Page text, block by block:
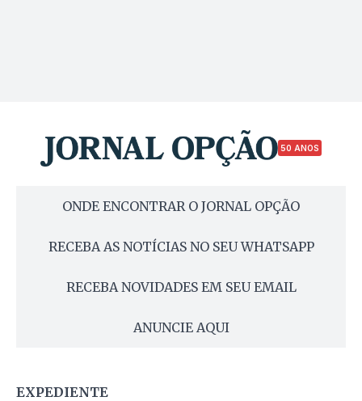
50 ANOS
ONDE ENCONTRAR O JORNAL OPÇÃO
RECEBA AS NOTÍCIAS NO SEU WHATSAPP
RECEBA NOVIDADES EM SEU EMAIL
ANUNCIE AQUI
EXPEDIENTE